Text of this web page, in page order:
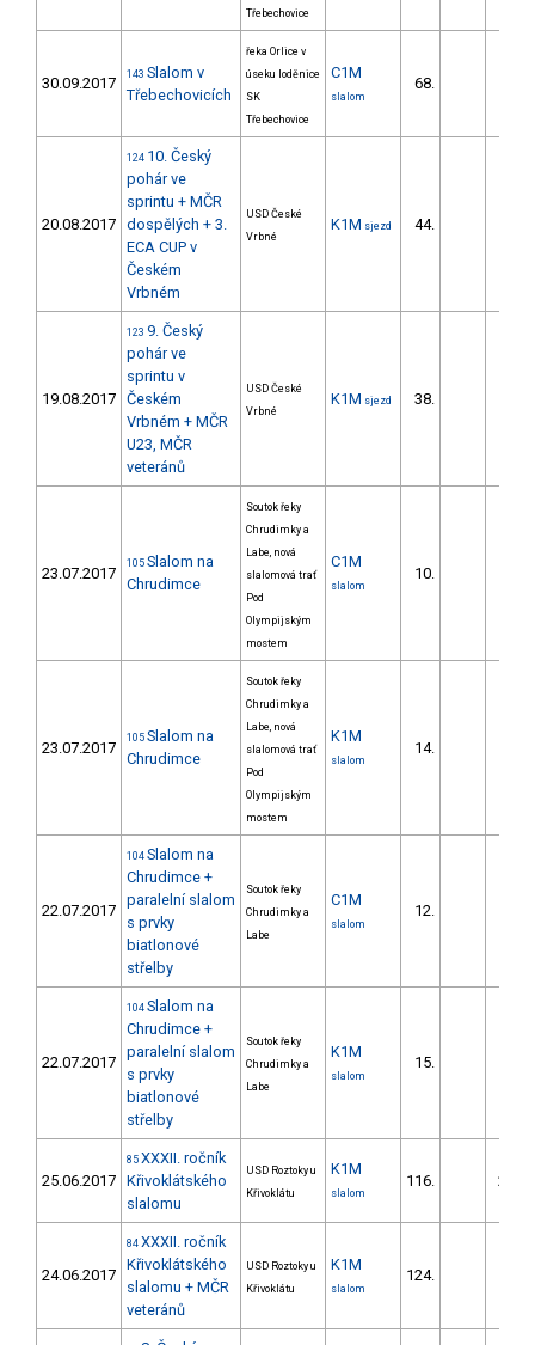
Třebechovice
30.09.2017 143 Slalom v
Třebechovicích
řeka Orlice v
úseku loděnice
SK
Třebechovice
C1M
slalom
68.
20.08.2017
124 10. Český
pohár ve
sprintu + MČR
dospělých + 3.
ECA CUP v
Českém
Vrbném
USD České
Vrbné
K1M sjezd 44.
19.08.2017
123 9. Český
pohár ve
sprintu v
Českém
Vrbném + MČR
U23, MČR
veteránů
USD České
Vrbné
K1M sjezd 38.
23.07.2017
105 Slalom na
Chrudimce
Soutok řeky
Chrudimky a
Labe, nová
slalomová trať
Pod
Olympijským
mostem
C1M
slalom
10.
23.07.2017
105 Slalom na
Chrudimce
Soutok řeky
Chrudimky a
Labe, nová
slalomová trať
Pod
Olympijským
mostem
K1M
slalom
14.
22.07.2017
104 Slalom na
Chrudimce +
paralelní slalom
s prvky
biatlonové
střelby
Soutok řeky
Chrudimky a
Labe
C1M
slalom
12.
22.07.2017
104 Slalom na
Chrudimce +
paralelní slalom
s prvky
biatlonové
střelby
Soutok řeky
Chrudimky a
Labe
K1M
slalom
15.
25.06.2017
85 XXXII. ročník
Křivoklátského
slalomu
USD Roztoky u
Křivoklátu
K1M
slalom
116.
24.06.2017
84 XXXII. ročník
Křivoklátského
slalomu + MČR
veteránů
USD Roztoky u
Křivoklátu
K1M
slalom
124.